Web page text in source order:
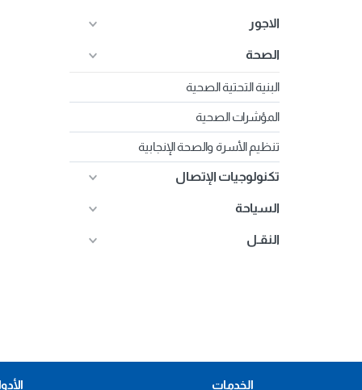
الاجور
الصحة
البنية التحتية الصحية
المؤشرات الصحية
تنظيم الأسرة والصحة الإنجابية
تكنولوجيات الإتصال
السياحة
النقـل
الخدمات